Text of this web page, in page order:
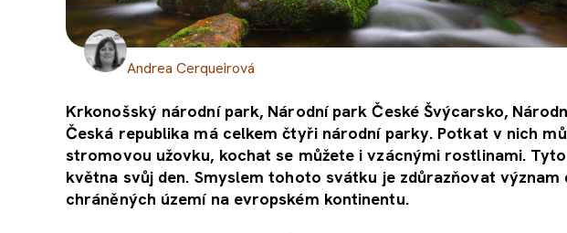
Andrea Cerqueirová
Krkonošský národní park, Národní park České Švýcarsko,
Česká republika má celkem čtyři národní parky. Potkat v nich
stromovou užovku, kochat se můžete i vzácnými rostlinami.
května svůj den. Smyslem tohoto svátku je zdůrazňovat
chráněných území na evropském kontinentu.